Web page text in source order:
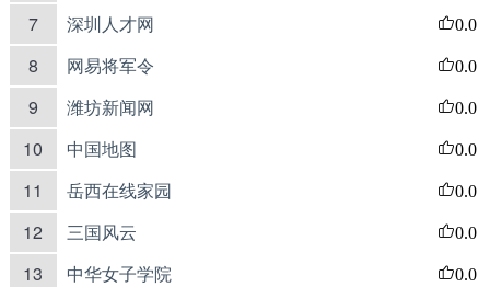
7 深圳人才网 0.0
8 网易将军令 0.0
9 潍坊新闻网 0.0
10 中国地图 0.0
11 岳西在线家园 0.0
12 三国风云 0.0
13 中华女子学院 0.0